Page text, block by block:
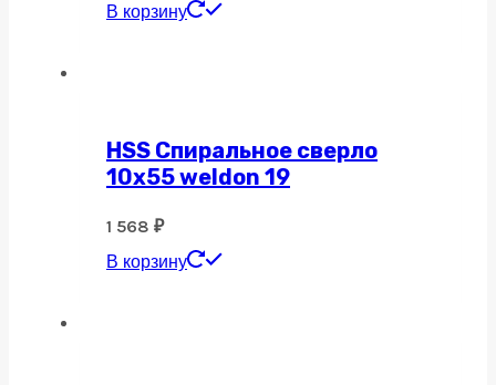
В корзину
HSS Спиральное сверло
10х55 weldon 19
1 568 ₽
В корзину